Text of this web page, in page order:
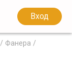
Вход
Фанера